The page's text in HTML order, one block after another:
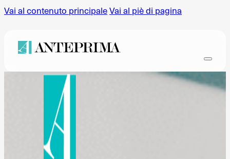
Vai al contenuto principaleVai al piè di pagina